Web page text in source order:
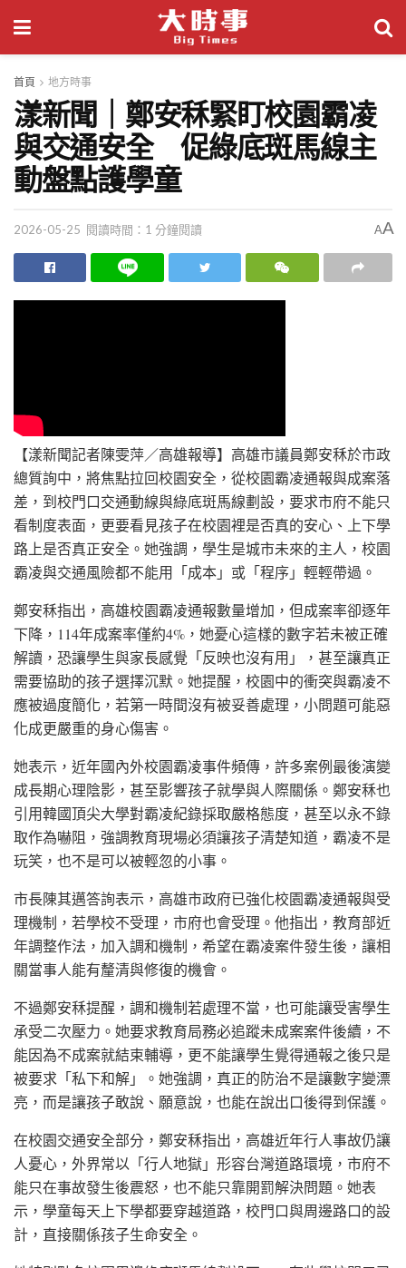
首頁 地方時事
漾新聞｜鄭安秝緊盯校園霸凌
與交通安全 促綠底斑馬線主
動盤點護學童
2026-05-25 閱讀時間：1 分鐘閱讀 AA
【漾新聞記者陳雯萍／高雄報導】高雄市議員鄭安秝於市政
總質詢中，將焦點拉回校園安全，從校園霸凌通報與成案落
差，到校門口交通動線與綠底斑馬線劃設，要求市府不能只
看制度表面，更要看見孩子在校園裡是否真的安心、上下學
路上是否真正安全。她強調，學生是城市未來的主人，校園
霸凌與交通風險都不能用「成本」或「程序」輕輕帶過。
鄭安秝指出，高雄校園霸凌通報數量增加，但成案率卻逐年
下降，114年成案率僅約4%，她憂心這樣的數字若未被正確
解讀，恐讓學生與家長感覺「反映也沒有用」，甚至讓真正
需要協助的孩子選擇沉默。她提醒，校園中的衝突與霸凌不
應被過度簡化，若第一時間沒有被妥善處理，小問題可能惡
化成更嚴重的身心傷害。
她表示，近年國內外校園霸凌事件頻傳，許多案例最後演變
成長期心理陰影，甚至影響孩子就學與人際關係。鄭安秝也
引用韓國頂尖大學對霸凌紀錄採取嚴格態度，甚至以永不錄
取作為嚇阻，強調教育現場必須讓孩子清楚知道，霸凌不是
玩笑，也不是可以被輕忽的小事。
市長陳其邁答詢表示，高雄市政府已強化校園霸凌通報與受
理機制，若學校不受理，市府也會受理。他指出，教育部近
年調整作法，加入調和機制，希望在霸凌案件發生後，讓相
關當事人能有釐清與修復的機會。
不過鄭安秝提醒，調和機制若處理不當，也可能讓受害學生
承受二次壓力。她要求教育局務必追蹤未成案案件後續，不
能因為不成案就結束輔導，更不能讓學生覺得通報之後只是
被要求「私下和解」。她強調，真正的防治不是讓數字變漂
亮，而是讓孩子敢說、願意說，也能在說出口後得到保護。
在校園交通安全部分，鄭安秝指出，高雄近年行人事故仍讓
人憂心，外界常以「行人地獄」形容台灣道路環境，市府不
能只在事故發生後震怒，也不能只靠開罰解決問題。她表
示，學童每天上下學都要穿越道路，校門口與周邊路口的設
計，直接關係孩子生命安全。